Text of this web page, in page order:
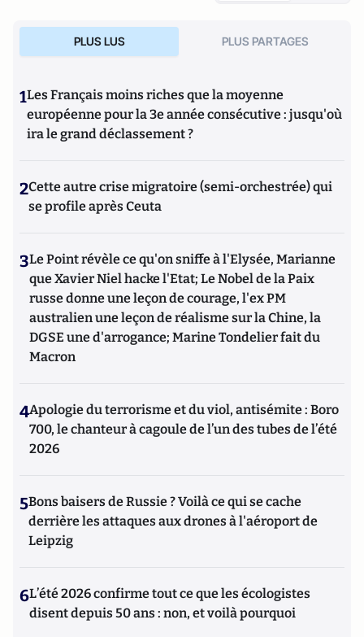
PLUS LUS PLUS PARTAGES
1Les Français moins riches que la moyenne
européenne pour la 3e année consécutive : jusqu'où
ira le grand déclassement ?
2Cette autre crise migratoire (semi-orchestrée) qui
se profile après Ceuta
3Le Point révèle ce qu'on sniffe à l'Elysée, Marianne
que Xavier Niel hacke l'Etat; Le Nobel de la Paix
russe donne une leçon de courage, l'ex PM
australien une leçon de réalisme sur la Chine, la
DGSE une d'arrogance; Marine Tondelier fait du
Macron
4Apologie du terrorisme et du viol, antisémite : Boro
700, le chanteur à cagoule de l’un des tubes de l’été
2026
5Bons baisers de Russie ? Voilà ce qui se cache
derrière les attaques aux drones à l'aéroport de
Leipzig
6L’été 2026 confirme tout ce que les écologistes
disent depuis 50 ans : non, et voilà pourquoi